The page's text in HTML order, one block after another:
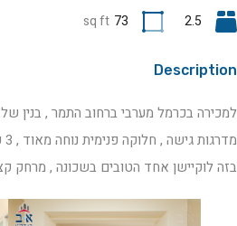
2.5
73
sq ft
Description
בזה לוקיישן אחד הטובים בשכונה , מרחק